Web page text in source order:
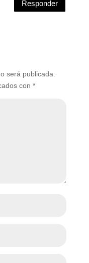
Responder
será publicada.
con *